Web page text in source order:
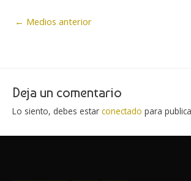
Navegación
← Medios anterior
Deja un comentario
Lo siento, debes estar conectado para